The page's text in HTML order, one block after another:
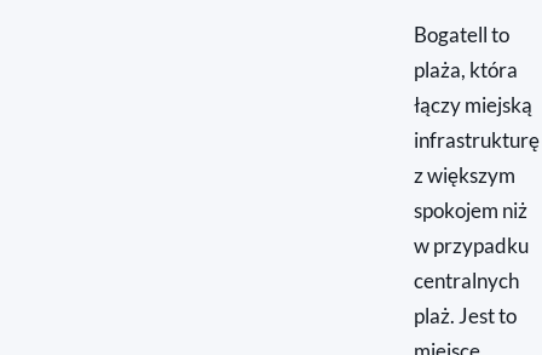
Bogatell to
plaża, która
łączy miejską
infrastrukturę
z większym
spokojem niż
w przypadku
centralnych
plaż. Jest to